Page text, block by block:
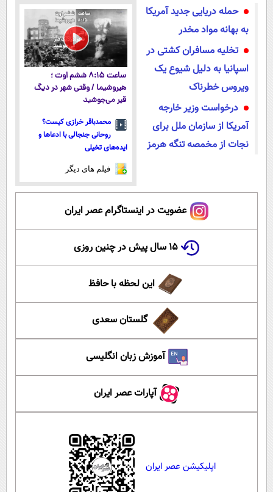
حمله دریایی جدید آمریکا
به بهانه مواد مخدر
تخلیه مسافران کشتی در
اسپانیا به دلیل شیوع یک
ویروس خطرناک
درخواست وزیر خارجه
آمریکا از سازمان ملل برای
نجات از مخمصه تنگه هرمز
ساعت ۸:۱۵ ششم اوت ؛
هیروشیما / وقتی شهر در دیگ
قیر می‌جوشید
محمدباقر خرازی کیست؟
روحانی جنجالی با ادعاها و
ایده‌های تخیلی
فیلم های دیگر
عضویت در اینستاگرام عصر ایران
۱۵ سال پیش در چنین روزی
این لحظه با حافظ
گلستان سعدی
آموزش زبان انگلیسی
آپارات عصر ایران
اپلیکیشن عصر ایران